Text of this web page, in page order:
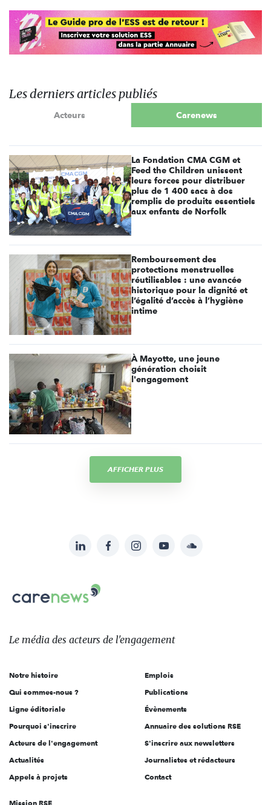
Les derniers articles publiés
Acteurs Carenews
La Fondation CMA CGM et
Feed the Children unissent
leurs forces pour distribuer
plus de 1 400 sacs à dos
remplis de produits essentiels
aux enfants de Norfolk
Remboursement des
protections menstruelles
réutilisables : une avancée
historique pour la dignité et
l’égalité d’accès à l’hygiène
intime
À Mayotte, une jeune
génération choisit
l'engagement
AFFICHER PLUS
sur:
LinkedInFacebookInstagramYouTubeSoundcloud
Le
des
l'engagement
Le média des acteurs de l'engagement
Notre histoire
Qui sommes-nous ?
Ligne éditoriale
Pourquoi s'inscrire
Acteurs de l'engagement
Actualités
Appels à projets
Emplois
Publications
Évènements
Annuaire des solutions RSE
S'inscrire aux newsletters
Journalistes et rédacteurs
Contact
Mission RSE